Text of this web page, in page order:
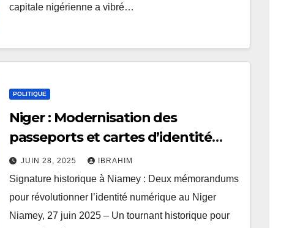
capitale nigérienne a vibré…
POLITIQUE
Niger : Modernisation des
passeports et cartes d’identité
avec la biométrie
JUIN 28, 2025 IBRAHIM
Signature historique à Niamey : Deux mémorandums
pour révolutionner l’identité numérique au Niger
Niamey, 27 juin 2025 – Un tournant historique pour